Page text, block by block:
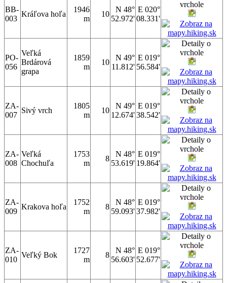
BB-
003
Kráľova hoľa
1946
m
10
N 48°
52.972'
E 020°
08.331'
PO-
056
Veľká
Brdárová
grapa
1859
m
10
N 49°
11.812'
E 019°
56.584'
ZA-
007
Sivý vrch
1805
m
10
N 49°
12.674'
E 019°
38.542'
ZA-
008
Veľká
Chochuľa
1753
m
8
N 48°
53.619'
E 019°
19.864'
ZA-
009
Krakova hoľa
1752
m
8
N 48°
59.093'
E 019°
37.982'
ZA-
010
Veľký Bok
1727
m
8
N 48°
56.603'
E 019°
52.677'